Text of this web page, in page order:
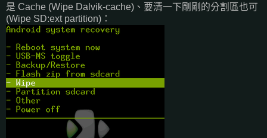
是 Cache (Wipe Dalvik-cache)、要清一下剛剛的分割區也可
(Wipe SD:ext partition)：